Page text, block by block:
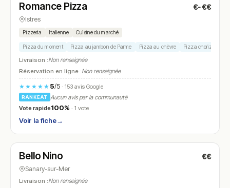
N° 10
Romance Pizza €-€€
Istres
Pizzeria Italienne Cuisine du marché
Pizza du moment Pizza au jambon de Parme Pizza au chèvre Pizza chorizo
Livraison :Non renseignée
Réservation en ligne :Non renseignée
★★★★★ 5/5· 153 avis Google
RANKEAT
Aucun avis par la communauté
Vote rapide100% · 1 vote
Voir la fiche→
N° 11
Bello Nino €€
Sanary-sur-Mer
Livraison :Non renseignée